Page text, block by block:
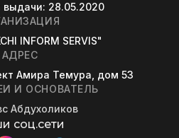
выдачи: 28.05.2020
INFORM SERVIS"
АДРЕС
Амира Темура, дом 53
И ОСНОВАТЕЛЬ
Абдухоликов
соц.сети